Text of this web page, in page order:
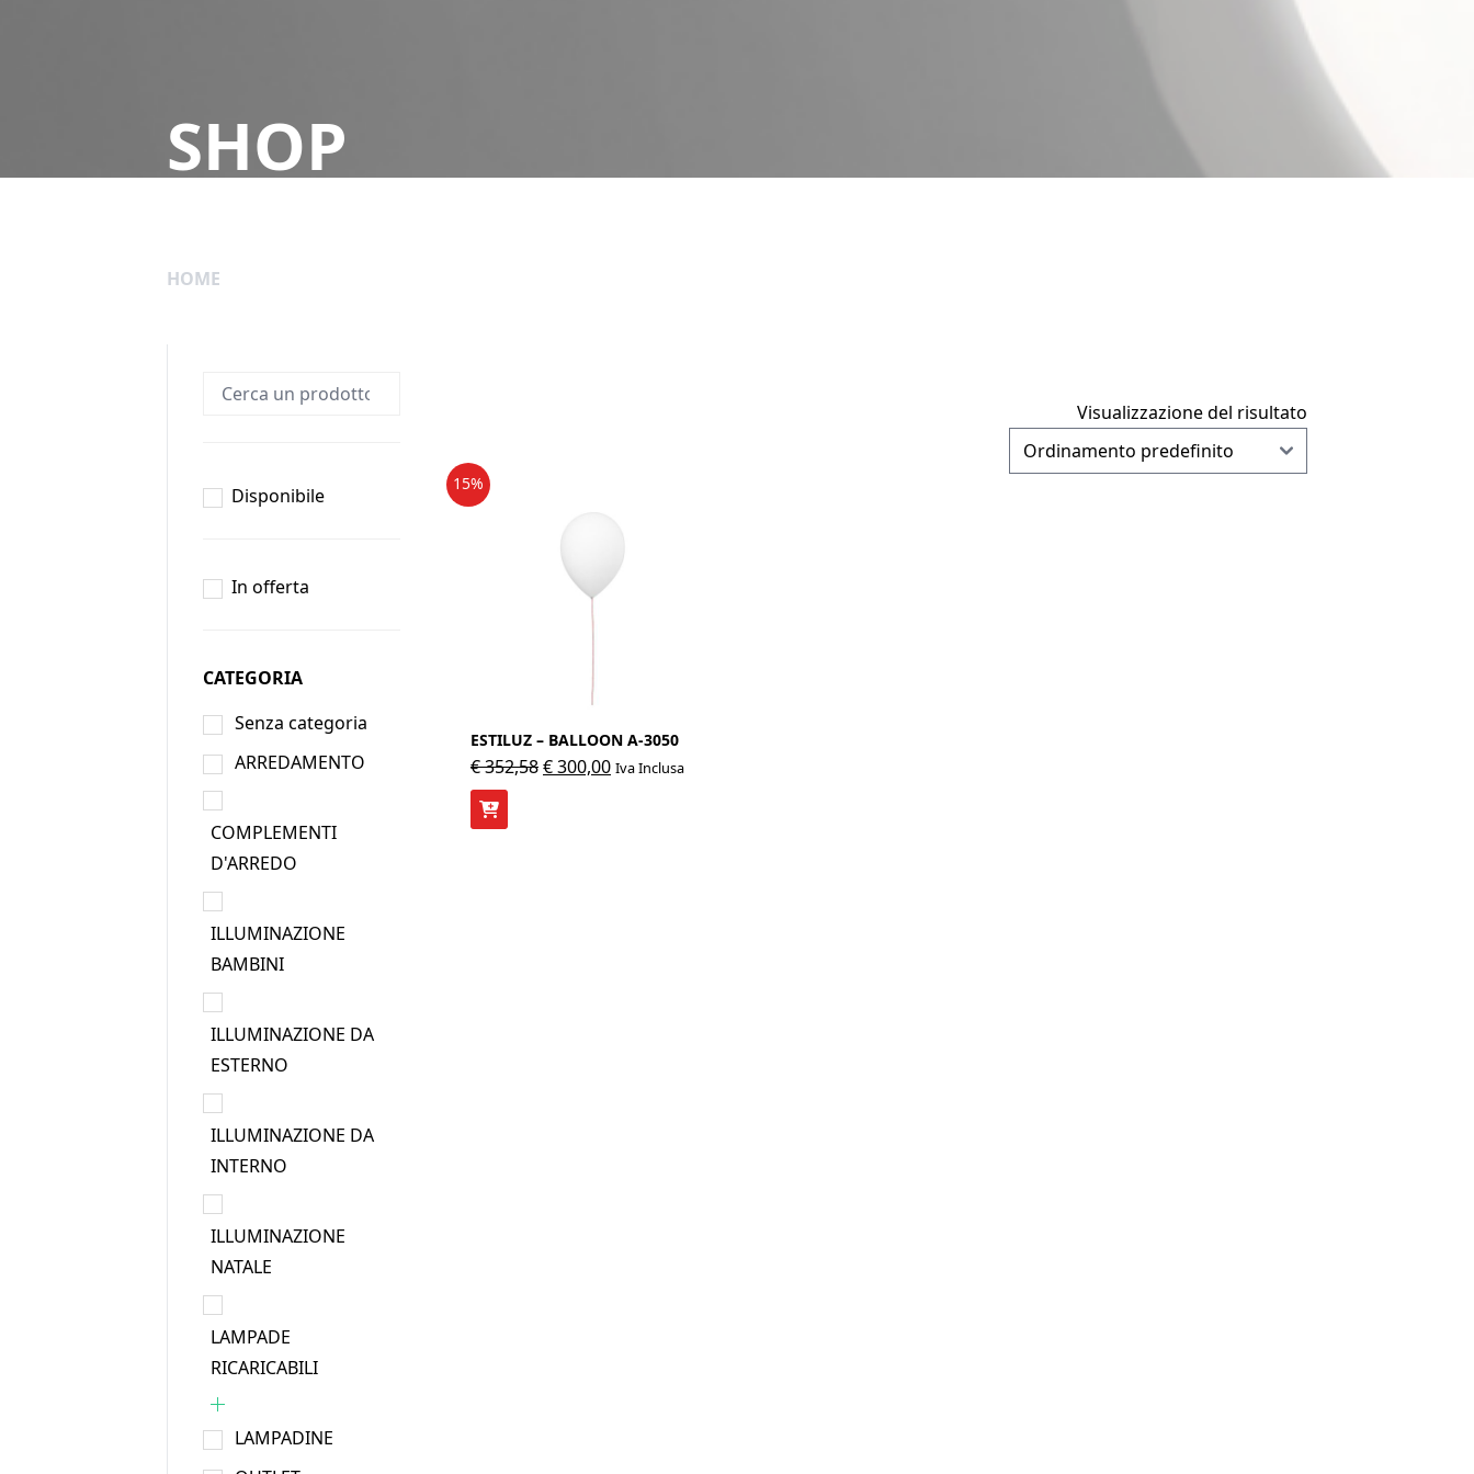
SHOP
HOME
Disponibile
In offerta
CATEGORIA
Senza categoria
ARREDAMENTO
COMPLEMENTI
D'ARREDO
ILLUMINAZIONE
BAMBINI
ILLUMINAZIONE DA
ESTERNO
ILLUMINAZIONE DA
INTERNO
ILLUMINAZIONE
NATALE
LAMPADE
RICARICABILI
LAMPADINE
Visualizzazione del risultato
15%
ESTILUZ – BALLOON A-3050
€352,58Il
€300,00IlIva Inclusa